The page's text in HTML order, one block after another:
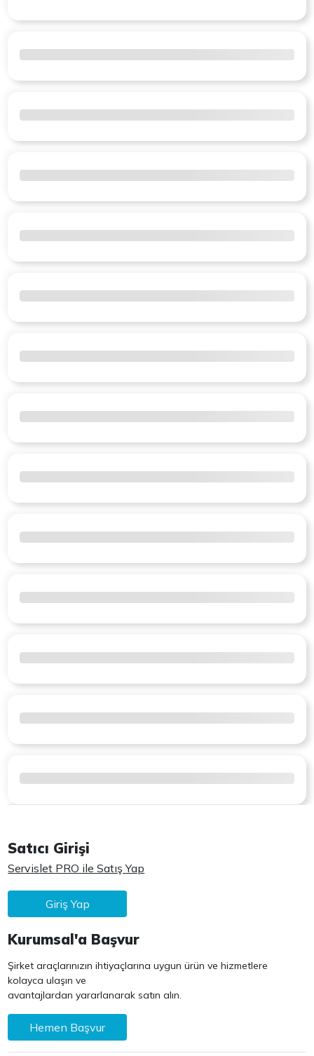
Satıcı Girişi
Servislet PRO ile Satış Yap
Giriş Yap
Kurumsal'a Başvur
Şirket araçlarınızın ihtiyaçlarına uygun ürün ve hizmetlere
kolayca ulaşın ve
avantajlardan yararlanarak satın alın.
Hemen Başvur